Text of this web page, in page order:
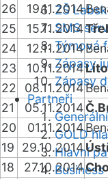
ZŠ
SMS
Týmová
Zápasy
Zápasy
Partneři
GOLD
Hlavní
26
19.11.2014
25
15.11.2014
24
12.11.2014
23
10.11.2014
22
08.11.2014
21
05.11.2014
20
01.11.2014
19
29.10.2014
18
27.10.2014